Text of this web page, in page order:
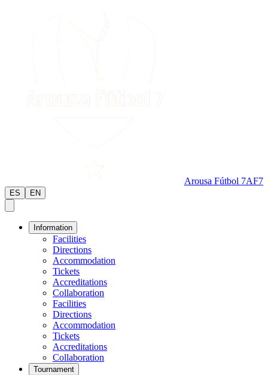
Arousa Fútbol 7AF7
ES EN
Information
Facilities
Directions
Accommodation
Tickets
Accreditations
Collaboration
Facilities
Directions
Accommodation
Tickets
Accreditations
Collaboration
Tournament